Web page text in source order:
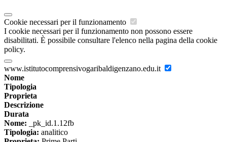
Cookie necessari per il funzionamento
I cookie necessari per il funzionamento non possono essere
disabilitati. È possibile consultare l'elenco nella pagina della cookie
policy.
www.istitutocomprensivogaribaldigenzano.edu.it
Nome
Tipologia
Proprieta
Descrizione
Durata
Nome: _pk_id.1.12fb
Tipologia: analitico